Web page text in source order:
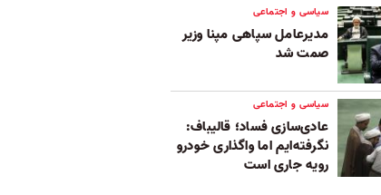
سیاسی و اجتماعی
مدیرعامل سپاهی مپنا وزیر
صمت شد
سیاسی و اجتماعی
عادی‌سازی فساد؛ قالیباف:
نگرفته‌ایم اما واگذاری خودرو
رویه جاری است